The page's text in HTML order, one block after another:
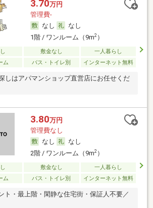
3.70万円
管理費-
なし
なし
1階 / ワンルーム（9m2）
敷金なし
一人暮らし
ム
バス・トイレ別 インターネット無料
しはアパマンショップ直営店にお任せくだ
3.80万円
管理費なし
なし
なし
2階 / ワンルーム（9m2）
敷金なし
一人暮らし
ム
バス・トイレ別 インターネット無料
ト・最上階・閑静な住宅街・保証人不要／